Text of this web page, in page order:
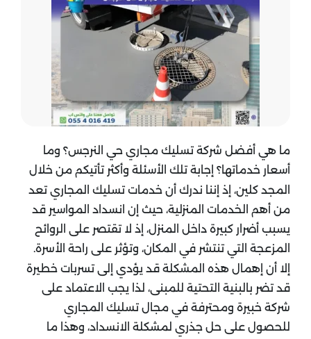
ما هي أفضل شركة تسليك مجاري حي النرجس؟ وما
أسعار خدماتها؟ إجابة تلك الأسئلة وأكثر تأتيكم من خلال
المجد كلين، إذ إننا ندرك أن خدمات تسليك المجاري تعد
من أهم الخدمات المنزلية، حيث إن انسداد المواسير قد
يسبب أضرار كبيرة داخل المنزل، إذ لا تقتصر على الروائح
المزعجة التي تنتشر في المكان، وتؤثر على راحة الأسرة.
إلا أن إهمال هذه المشكلة قد يؤدي إلى تسربات خطيرة
قد تضر بالبنية التحتية للمبنى، لذا يجب الاعتماد على
شركة خبيرة ومحترفة في مجال تسليك المجاري
للحصول على حل جذري لمشكلة الانسداد، وهذا ما